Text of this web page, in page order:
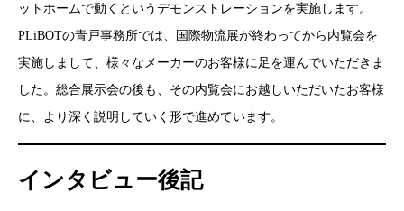
ットホームで動くというデモンストレーションを実施します。
PLiBOTの青戸事務所では、国際物流展が終わってから内覧会を
実施しまして、様々なメーカーのお客様に足を運んでいただきま
した。総合展示会の後も、その内覧会にお越しいただいたお客様
に、より深く説明していく形で進めています。
インタビュー後記